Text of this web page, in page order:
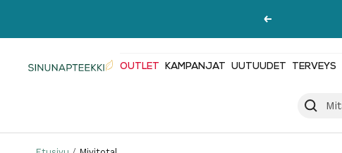
Edellinen
Sinunapteekki.fi OUTLET KAMPANJAT UUTUUDET TERVEYS